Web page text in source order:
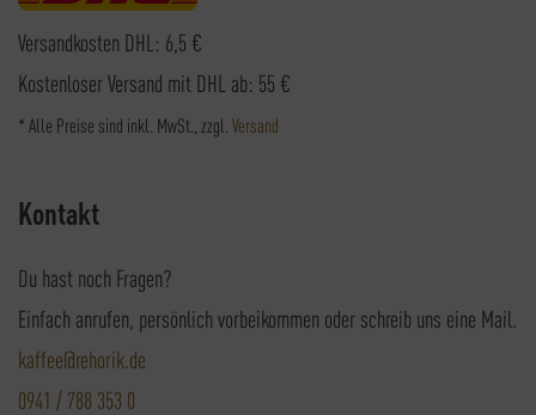
Versandkosten DHL: 6,5 €
Kostenloser Versand mit DHL ab: 55 €
* Alle Preise sind inkl. MwSt., zzgl. Versand
Kontakt
Du hast noch Fragen?
Einfach anrufen, persönlich vorbeikommen oder schreib uns eine Mail.
kaffee@rehorik.de
0941 / 788 353 0